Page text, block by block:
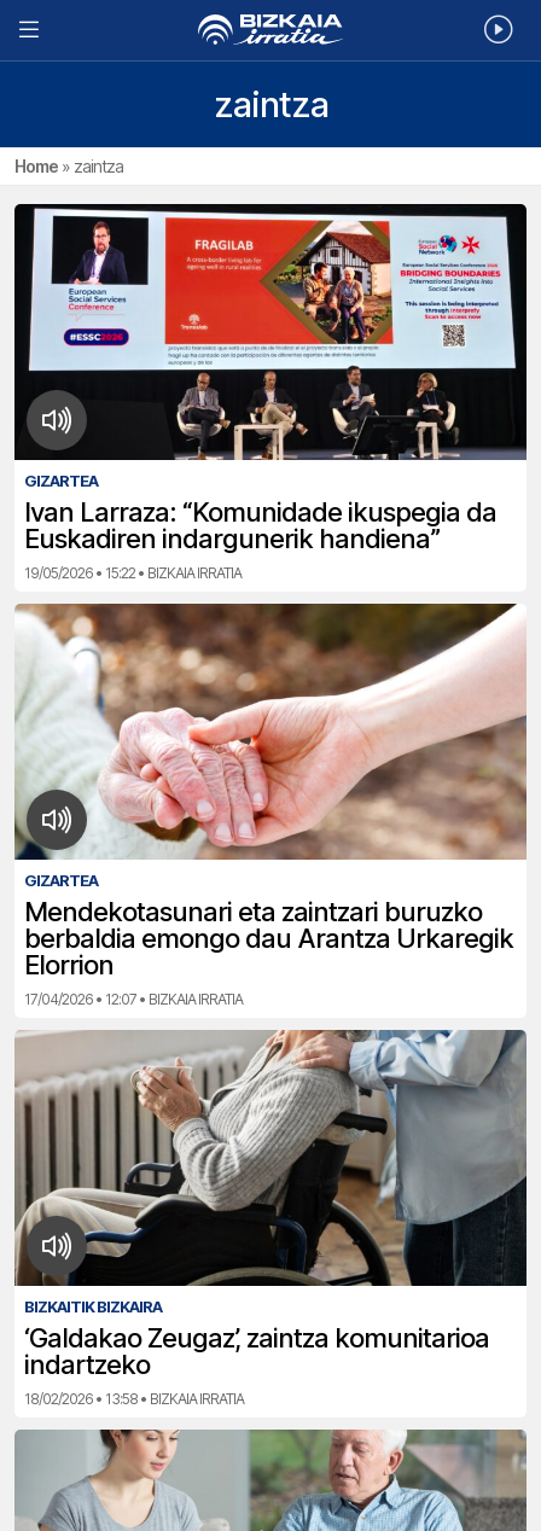
zaintza
Home » zaintza
GIZARTEA
Ivan Larraza: “Komunidade ikuspegia da
Euskadiren indargunerik handiena”
19/05/2026 • 15:22 • BIZKAIA IRRATIA
GIZARTEA
Mendekotasunari eta zaintzari buruzko
berbaldia emongo dau Arantza Urkaregik
Elorrion
17/04/2026 • 12:07 • BIZKAIA IRRATIA
BIZKAITIK BIZKAIRA
‘Galdakao Zeugaz’, zaintza komunitarioa
indartzeko
18/02/2026 • 13:58 • BIZKAIA IRRATIA